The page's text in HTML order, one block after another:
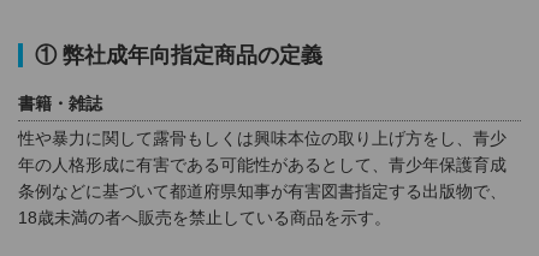
① 弊社成年向指定商品の定義
書籍・雑誌
性や暴力に関して露骨もしくは興味本位の取り上げ方をし、青少
年の人格形成に有害である可能性があるとして、青少年保護育成
条例などに基づいて都道府県知事が有害図書指定する出版物で、
18歳未満の者へ販売を禁止している商品を示す。